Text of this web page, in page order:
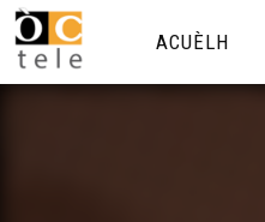
ACUÈLH